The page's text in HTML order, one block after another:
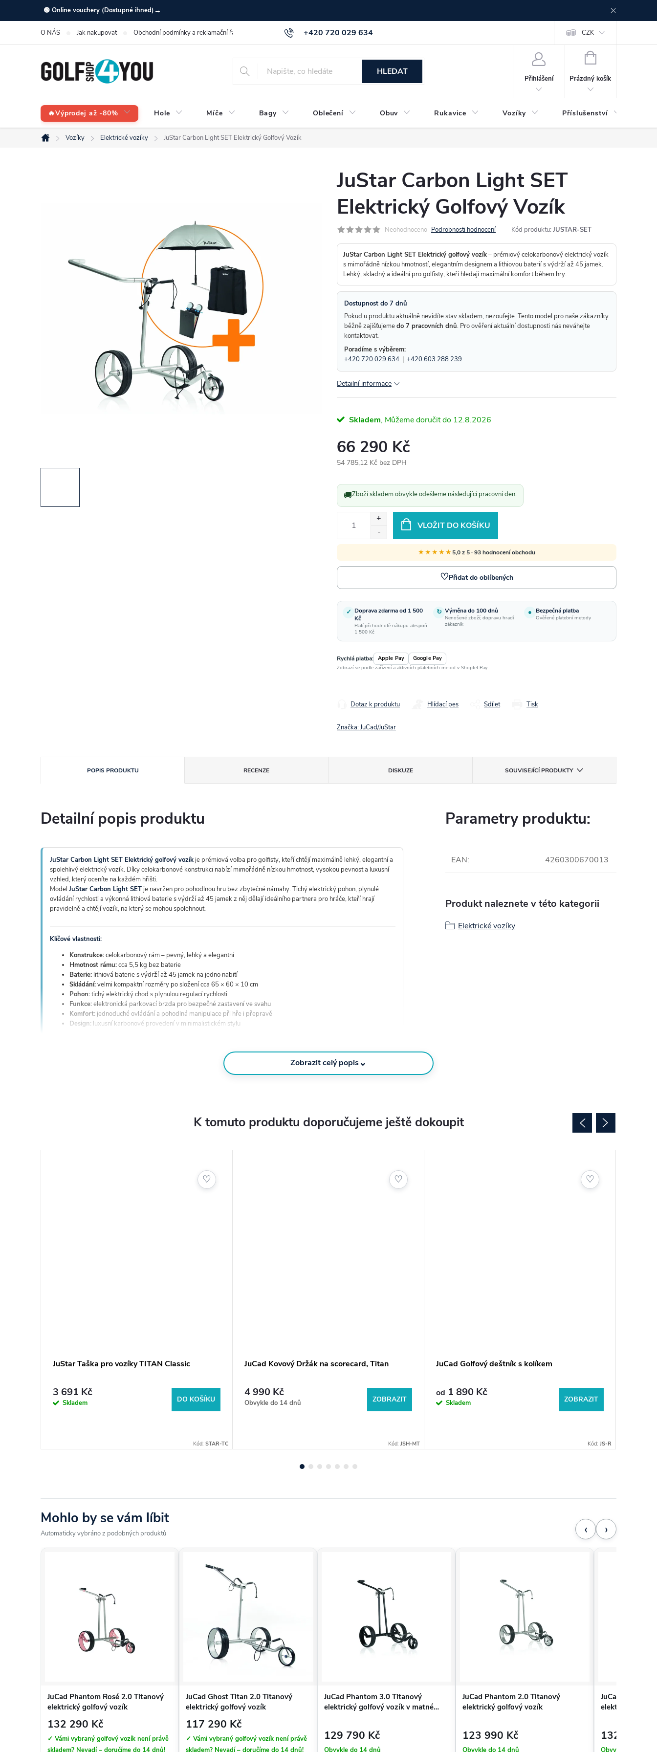
na
🟢 Online vouchery (Dostupné ihned) →
+420 720 029 634
O NÁS Jak nakupovat Obchodní podmínky a reklamační řád GDPR info a směrnice Kontakt CZK
HLEDAT
Přihlášení
NÁKUPNÍ
Prázdný košík
🔥Výprodej až -80% Hole Míče Bagy Oblečení Obuv Rukavice Vozíky Příslušenství
Domů
Vozíky Elektrické vozíky JuStar Carbon Light SET Elektrický Golfový Vozík
JuStar Carbon Light SET
Elektrický Golfový Vozík
Neohodnoceno Podrobnosti hodnocení Kód produktu: JUSTAR-SET
JuStar Carbon Light SET Elektrický golfový vozík– prémiový celokarbonový elektrický vozík
s mimořádně nízkou hmotností, elegantním designem a lithiovou baterií s výdrží až 45 jamek.
Lehký, skladný a ideální pro golfisty, kteří hledají maximální komfort během hry.
Dostupnost do 7 dnů
Pokud u produktu aktuálně nevidíte stav skladem, nezoufejte. Tento model pro naše zákazníky
běžně zajišťujemedo 7 pracovních dnů. Pro ověření aktuální dostupnosti nás neváhejte
kontaktovat.
Poradíme s výběrem:
+420 720 029 634 | +420 603 288 239
Detailní informace
Skladem 12.8.2026
66 290 Kč
54 785,12 Kč bez DPH
cena:
🚚Zboží skladem obvykle odešleme následující pracovní den.
VLOŽIT DO KOŠÍKU
★★★★★5,0 z 5 · 93 hodnocení obchodu
♡Přidat do oblíbených
✓ Doprava zdarma od 1 500
Kč
Platí při hodnotě nákupu alespoň
1 500 Kč
↻ Výměna do 100 dnů
Nenošené zboží; dopravu hradí
zákazník
● Bezpečná platba
Ověřené platební metody
Rychlá platba: Apple Pay Google Pay
Zobrazí se podle zařízení a aktivních platebních metod v Shoptet Pay.
Tisk
Dotaz k produktu Hlídací pes Sdílet
Značka:JuCad/JuStar
POPIS PRODUKTU RECENZE DISKUZE SOUVISEJÍCÍ PRODUKTY
Detailní popis produktu
JuStar Carbon Light SET Elektrický golfový vozíkje prémiová volba pro golfisty, kteří chtějí maximálně lehký, elegantní a
spolehlivý elektrický vozík. Díky celokarbonové konstrukci nabízí mimořádně nízkou hmotnost, vysokou pevnost a luxusní
vzhled, který oceníte na každém hřišti.
Model JuStar Carbon Light SETje navržen pro pohodlnou hru bez zbytečné námahy. Tichý elektrický pohon, plynulé
ovládání rychlosti a výkonná lithiová baterie s výdrží až 45 jamek z něj dělají ideálního partnera pro hráče, kteří hrají
pravidelně a chtějí vozík, na který se mohou spolehnout.
Klíčové vlastnosti:
Konstrukce:celokarbonový rám – pevný, lehký a elegantní
Hmotnost rámu:cca 5,5 kg bez baterie
Baterie: lithiová baterie s výdrží až 45 jamek na jedno nabití
Skládání:velmi kompaktní rozměry po složení cca 65 × 60 × 10 cm
Pohon:tichý elektrický chod s plynulou regulací rychlosti
Funkce:elektronická parkovací brzda pro bezpečné zastavení ve svahu
Komfort: jednoduché ovládání a pohodlná manipulace při hře i přepravě
Design: luxusní karbonové provedení v minimalistickém stylu
vzhledem a praktickým komfortem. Skvěle se hodí pro hráče, kteří často cestují, nakládají vozík do auta a chtějí maximální
Možnost osobního vyzvednutí v Galerii Golf Hostivař
Poradíme s výběrem, konfigurací i vhodným příslušenstvím
Parametry produktu:
EAN: 4260300670013
Produkt naleznete v této kategorii
Elektrické vozíky
Zobrazit celý popis⌄
K tomuto produktu doporučujeme ještě dokoupit
JuStar Taška pro vozíky TITAN Classic
3 691 Kč
Skladem DO KOŠÍKU
Kód: STAR-TC
♡
JuCad Kovový Držák na scorecard, Titan
4 990 Kč
Obvykle do 14 dnů ZOBRAZIT
Kód: JSH-MT
♡
JuCad Golfový deštník s kolíkem
od 1 890 Kč
Skladem ZOBRAZIT
Kód: JS-R
♡
Mohlo by se vám líbit
Automaticky vybráno z podobných produktů ‹ ›
JuCad Phantom Rosé 2.0 Titanový
elektrický golfový vozík
132 290 Kč
✓ Vámi vybraný golfový vozík není právě
skladem? Nevadí – doručíme do 14 dnů!
JuCad Ghost Titan 2.0 Titanový
elektrický golfový vozík
117 290 Kč
✓ Vámi vybraný golfový vozík není právě
skladem? Nevadí – doručíme do 14 dnů!
JuCad Phantom 3.0 Titanový
elektrický golfový vozík v matné
129 790 Kč
Obvykle do 14 dnů
JuCad Phantom 2.0 Titanový
elektrický golfový vozík
123 990 Kč
Obvykle do 14 dnů
JuCad
elektrický
132 290 Kč
Obvykle do 14 dnů